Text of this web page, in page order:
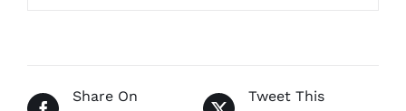
Share On
Tweet This